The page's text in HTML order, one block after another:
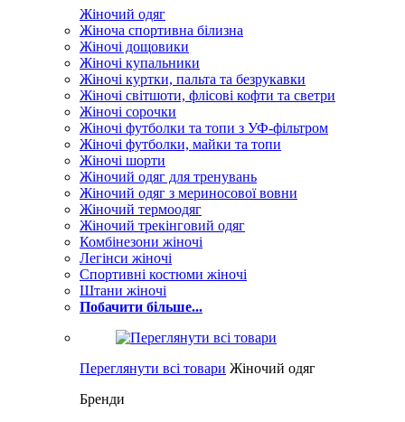
Жіночий одяг
Жіноча спортивна білизна
Жіночі дощовики
Жіночі купальники
Жіночі куртки, пальта та безрукавки
Жіночі світшоти, флісові кофти та светри
Жіночі сорочки
Жіночі футболки та топи з УФ-фільтром
Жіночі футболки, майки та топи
Жіночі шорти
Жіночий одяг для тренувань
Жіночий одяг з мериносової вовни
Жіночий термоодяг
Жіночий трекінговий одяг
Комбінезони жіночі
Легінси жіночі
Спортивні костюми жіночі
Штани жіночі
Побачити більше...
Переглянути всі товари Жіночий одяг
Бренди